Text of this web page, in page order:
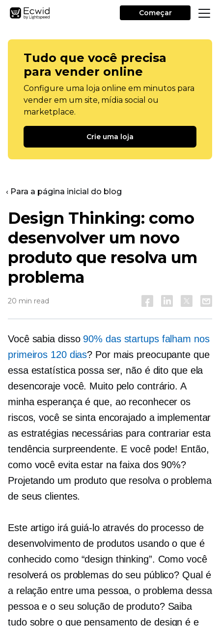
Começar
Tudo que você precisa
para vender online
Configure uma loja online em minutos para
vender em um site, mídia social ou
marketplace.
Crie uma loja
‹ Para a página inicial do blog
Design Thinking: como
desenvolver um novo
produto que resolva um
problema
20 min read
Você sabia disso 90% das startups falham nos
primeiros 120 dias? Por mais preocupante que
essa estatística possa ser, não é dito que ela
desencoraje você. Muito pelo contrário. A
minha esperança é que, ao reconhecer os
riscos, você se sinta encorajado a implementar
as estratégias necessárias para contrariar esta
tendência surpreendente. E você pode! Então,
como você evita estar na faixa dos 90%?
Projetando um produto que resolva o problema
de seus clientes.
Este artigo irá guiá-lo através do processo de
desenvolvimento de produtos usando o que é
conhecido como “design thinking”. Como você
resolverá os problemas do seu público? Qual é
a relação entre uma pessoa, o problema dessa
pessoa e o seu solução de produto?Saiba
tudo sobre o que pensamento de design é e